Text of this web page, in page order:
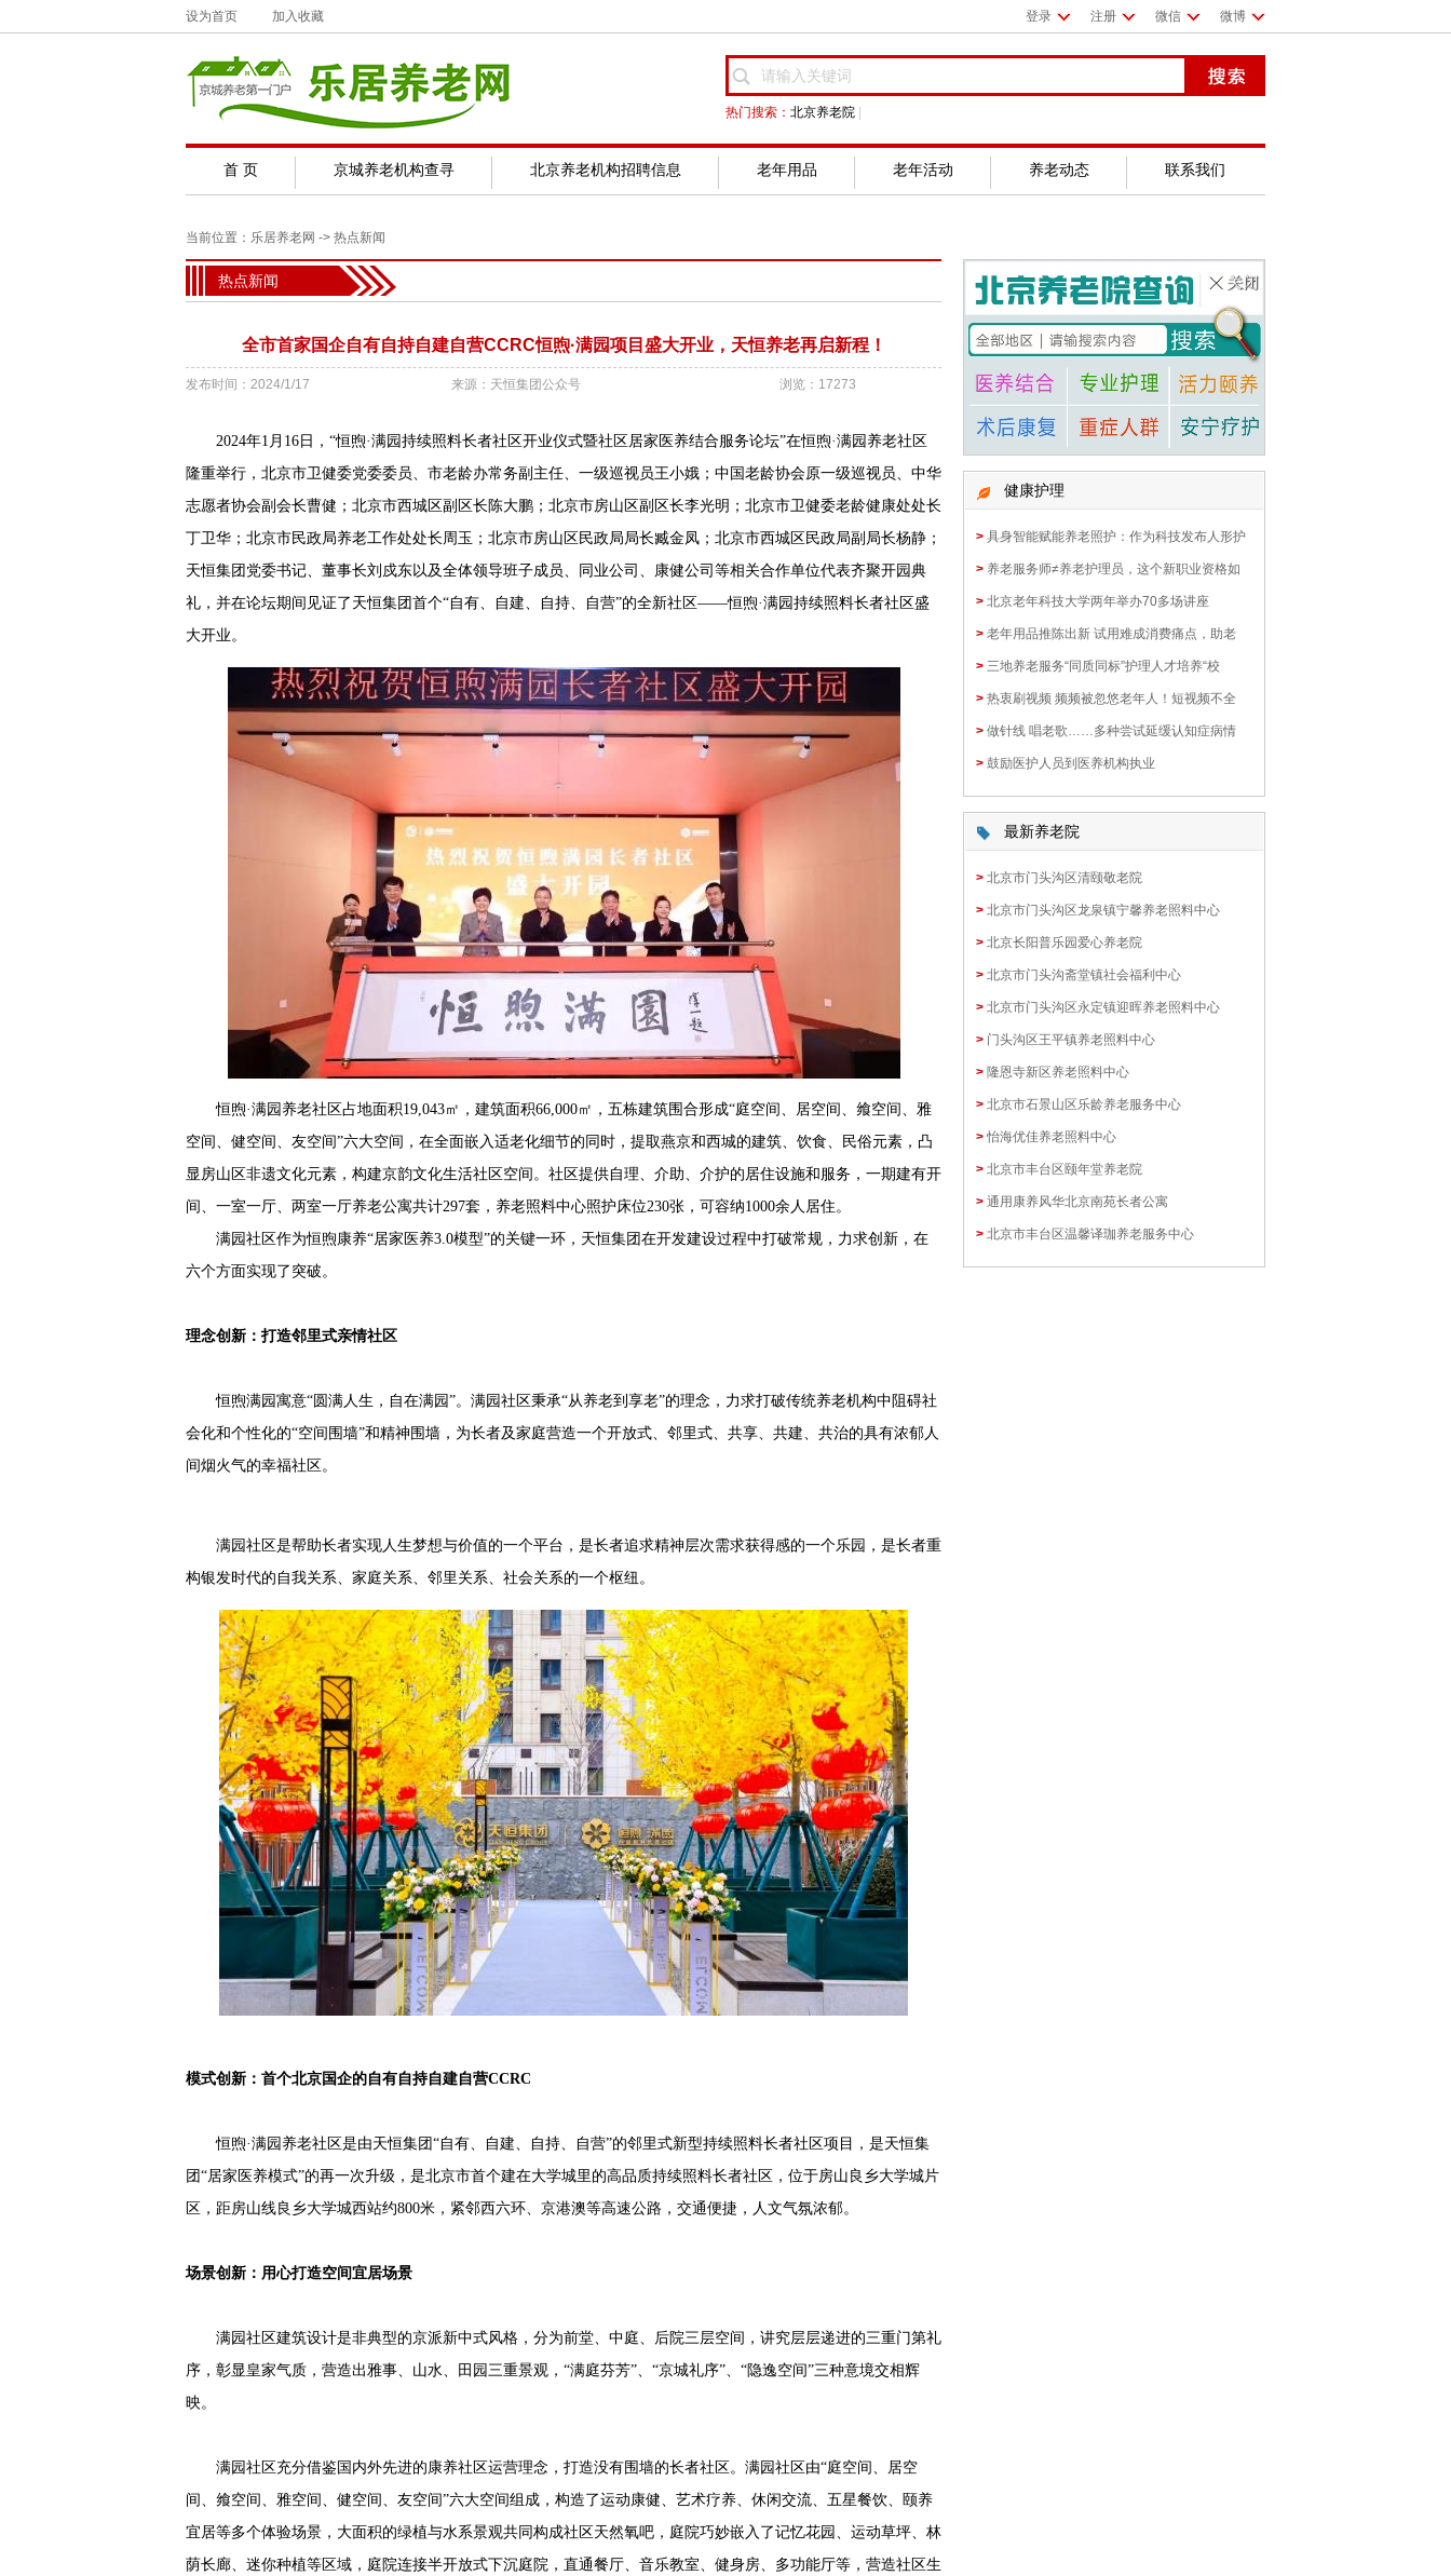
设为首页 加入收藏 微博
微信
注册
登录
热门搜索： 北京养老院
首 页 京城养老机构查寻 北京养老机构招聘信息 老年用品 老年活动 养老动态 联系我们
当前位置： 乐居养老网 -> 热点新闻
热点新闻
全市首家国企自有自持自建自营CCRC恒煦·满园项目盛大开业，天恒养老再启新程！
发布时间：2024/1/17 来源：天恒集团公众号 浏览：17273
2024年1月16日，“恒煦·满园持续照料长者社区开业仪式暨社区居家医养结合服务论坛”在恒煦·满园养老社区
隆重举行，北京市卫健委党委委员、市老龄办常务副主任、一级巡视员王小娥；中国老龄协会原一级巡视员、中华
志愿者协会副会长曹健；北京市西城区副区长陈大鹏；北京市房山区副区长李光明；北京市卫健委老龄健康处处长
丁卫华；北京市民政局养老工作处处长周玉；北京市房山区民政局局长臧金凤；北京市西城区民政局副局长杨静；
天恒集团党委书记、董事长刘戍东以及全体领导班子成员、同业公司、康健公司等相关合作单位代表齐聚开园典
礼，并在论坛期间见证了天恒集团首个“自有、自建、自持、自营”的全新社区——恒煦·满园持续照料长者社区盛
大开业。
恒煦·满园养老社区占地面积19,043㎡，建筑面积66,000㎡，五栋建筑围合形成“庭空间、居空间、飨空间、雅
空间、健空间、友空间”六大空间，在全面嵌入适老化细节的同时，提取燕京和西城的建筑、饮食、民俗元素，凸
显房山区非遗文化元素，构建京韵文化生活社区空间。社区提供自理、介助、介护的居住设施和服务，一期建有开
间、一室一厅、两室一厅养老公寓共计297套，养老照料中心照护床位230张，可容纳1000余人居住。
满园社区作为恒煦康养“居家医养3.0模型”的关键一环，天恒集团在开发建设过程中打破常规，力求创新，在
六个方面实现了突破。
理念创新：打造邻里式亲情社区
恒煦满园寓意“圆满人生，自在满园”。满园社区秉承“从养老到享老”的理念，力求打破传统养老机构中阻碍社
会化和个性化的“空间围墙”和精神围墙，为长者及家庭营造一个开放式、邻里式、共享、共建、共治的具有浓郁人
间烟火气的幸福社区。
满园社区是帮助长者实现人生梦想与价值的一个平台，是长者追求精神层次需求获得感的一个乐园，是长者重
构银发时代的自我关系、家庭关系、邻里关系、社会关系的一个枢纽。
模式创新：首个北京国企的自有自持自建自营CCRC
恒煦·满园养老社区是由天恒集团“自有、自建、自持、自营”的邻里式新型持续照料长者社区项目，是天恒集
团“居家医养模式”的再一次升级，是北京市首个建在大学城里的高品质持续照料长者社区，位于房山良乡大学城片
区，距房山线良乡大学城西站约800米，紧邻西六环、京港澳等高速公路，交通便捷，人文气氛浓郁。
场景创新：用心打造空间宜居场景
满园社区建筑设计是非典型的京派新中式风格，分为前堂、中庭、后院三层空间，讲究层层递进的三重门第礼
序，彰显皇家气质，营造出雅事、山水、田园三重景观，“满庭芬芳”、“京城礼序”、“隐逸空间”三种意境交相辉
映。
满园社区充分借鉴国内外先进的康养社区运营理念，打造没有围墙的长者社区。满园社区由“庭空间、居空
间、飨空间、雅空间、健空间、友空间”六大空间组成，构造了运动康健、艺术疗养、休闲交流、五星餐饮、颐养
宜居等多个体验场景，大面积的绿植与水系景观共同构成社区天然氧吧，庭院巧妙嵌入了记忆花园、运动草坪、林
荫长廊、迷你种植等区域，庭院连接半开放式下沉庭院，直通餐厅、音乐教室、健身房、多功能厅等，营造社区生
健康护理
> 具身智能赋能养老照护：作为科技发布人形护
> 养老服务师≠养老护理员，这个新职业资格如
> 北京老年科技大学两年举办70多场讲座
> 老年用品推陈出新 试用难成消费痛点，助老
> 三地养老服务“同质同标”护理人才培养“校
> 热衷刷视频 频频被忽悠老年人！短视频不全
> 做针线 唱老歌……多种尝试延缓认知症病情
> 鼓励医护人员到医养机构执业
最新养老院
> 北京市门头沟区清颐敬老院
> 北京市门头沟区龙泉镇宁馨养老照料中心
> 北京长阳普乐园爱心养老院
> 北京市门头沟斋堂镇社会福利中心
> 北京市门头沟区永定镇迎晖养老照料中心
> 门头沟区王平镇养老照料中心
> 隆恩寺新区养老照料中心
> 北京市石景山区乐龄养老服务中心
> 怡海优佳养老照料中心
> 北京市丰台区颐年堂养老院
> 通用康养风华北京南苑长者公寓
> 北京市丰台区温馨译珈养老服务中心